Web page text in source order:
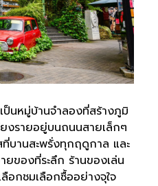
นหมู่บ้านจำลองที่สร้างภูมิ
งรายอยู่บนถนนสายเล็กๆ
บานสะพรั่งทุกฤดูกาล และ
ยของที่ระลึก ร้านของเล่น
อกชมเลือกซื้ออย่างจุใจ